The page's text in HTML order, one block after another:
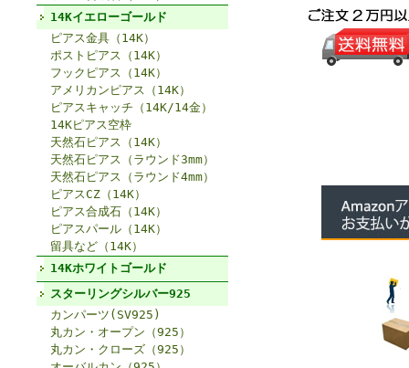
14Kイエローゴールド
ピアス金具（14K）
ポストピアス（14K）
フックピアス（14K）
アメリカンピアス（14K）
ピアスキャッチ（14K/14金）
14Kピアス空枠
天然石ピアス（14K）
天然石ピアス（ラウンド3mm）
天然石ピアス（ラウンド4mm）
ピアスCZ（14K）
ピアス合成石（14K）
ピアスパール（14K）
留具など（14K）
14Kホワイトゴールド
スターリングシルバー925
カンパーツ(SV925)
丸カン・オープン（925）
丸カン・クローズ（925）